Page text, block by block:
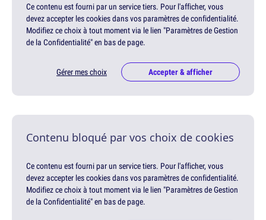
Ce contenu est fourni par un service tiers. Pour l'afficher, vous
devez accepter les cookies dans vos paramètres de confidentialité.
Modifiez ce choix à tout moment via le lien "Paramètres de Gestion
de la Confidentialité" en bas de page.
Gérer mes choix Accepter & afficher
Contenu bloqué par vos choix de cookies
Ce contenu est fourni par un service tiers. Pour l'afficher, vous
devez accepter les cookies dans vos paramètres de confidentialité.
Modifiez ce choix à tout moment via le lien "Paramètres de Gestion
de la Confidentialité" en bas de page.